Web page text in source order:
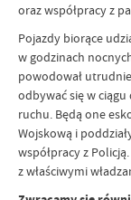
oraz współpracy z
Pojazdy biorące
w godzinach
powodował
odbywać się w
ruchu. Będą one
Wojskową i
współpracy z
z właściwymi